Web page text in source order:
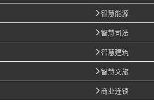
智慧能源
智慧司法
智慧建筑
智慧文旅
商业连锁